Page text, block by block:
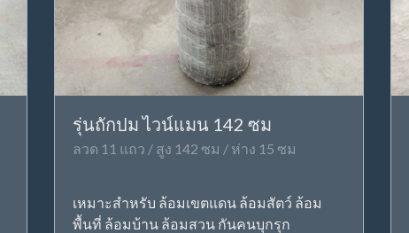
รุ่นถักปม ไวน์แมน 142 ซม
ลวด 11 แถว / สูง 142 ซม / ห่าง 15 ซม
เหมาะสำหรับ ล้อมเขตแดน ล้อมสัตว์ ล้อม
พื้นที่ ล้อมบ้าน ล้อมสวน กันคนบุกรุก